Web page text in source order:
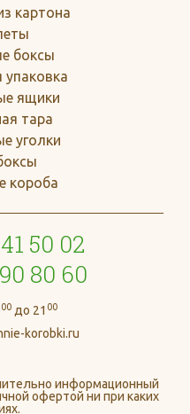
картона
боксы
упаковка
ящики
тара
уголки
короба
50 02
80 60
00 до 21 00
korobki.ru
информационный
офертой ни при каких